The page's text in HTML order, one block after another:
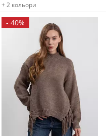
+ 2 кольори
- 40%